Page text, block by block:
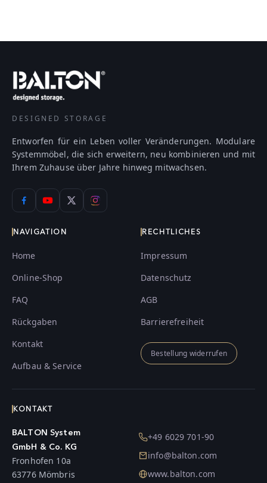
DESIGNED STORAGE
Entworfen für ein Leben voller Veränderungen. Modulare
Systemmöbel, die sich erweitern, neu kombinieren und mit
Ihrem Zuhause über Jahre hinweg mitwachsen.
NAVIGATION
Home
Online-Shop
FAQ
Rückgaben
Kontakt
Aufbau & Service
RECHTLICHES
Impressum
Datenschutz
AGB
Barrierefreiheit
Bestellung widerrufen
KONTAKT
BALTON System
GmbH & Co. KG
Fronhofen 10a
63776 Mömbris
+49 6029 701-90
info@balton.com
www.balton.com